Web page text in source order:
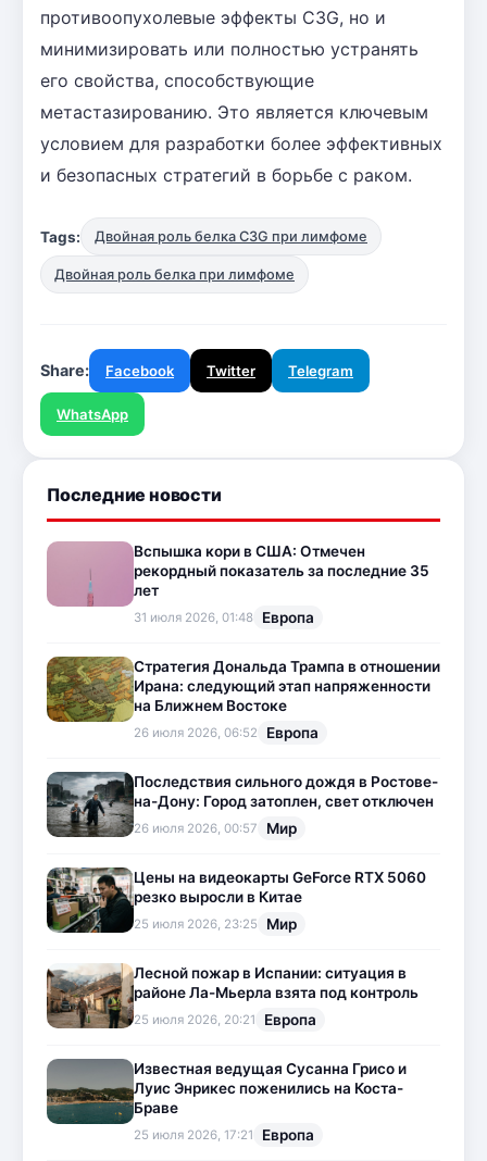
противоопухолевые эффекты C3G, но и
минимизировать или полностью устранять
его свойства, способствующие
метастазированию. Это является ключевым
условием для разработки более эффективных
и безопасных стратегий в борьбе с раком.
Tags: Двойная роль белка C3G при лимфоме
Двойная роль белка при лимфоме
Share: Facebook Twitter Telegram
WhatsApp
Последние новости
Вспышка кори в США: Отмечен
рекордный показатель за последние 35
лет
31 июля 2026, 01:48 Европа
Стратегия Дональда Трампа в отношении
Ирана: следующий этап напряженности
на Ближнем Востоке
26 июля 2026, 06:52 Европа
Последствия сильного дождя в Ростове-
на-Дону: Город затоплен, свет отключен
26 июля 2026, 00:57 Мир
Цены на видеокарты GeForce RTX 5060
резко выросли в Китае
25 июля 2026, 23:25 Мир
Лесной пожар в Испании: ситуация в
районе Ла-Мьерла взята под контроль
25 июля 2026, 20:21 Европа
Известная ведущая Сусанна Грисо и
Луис Энрикес поженились на Коста-
Браве
25 июля 2026, 17:21 Европа